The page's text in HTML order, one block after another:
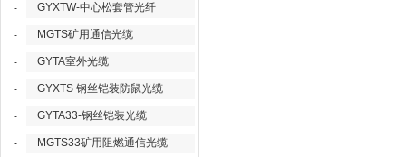
- GYXTW-中心松套管光纤
- MGTS矿用通信光缆
- GYTA室外光缆
- GYXTS 钢丝铠装防鼠光缆
- GYTA33-钢丝铠装光缆
- MGTS33矿用阻燃通信光缆